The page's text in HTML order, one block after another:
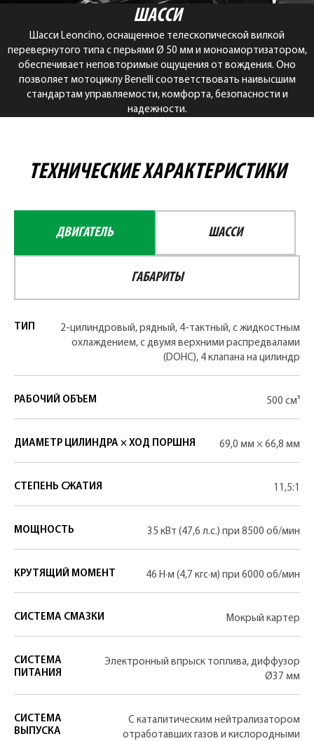
ШАССИ
Шасси Leoncino, оснащенное телескопической вилкой
перевернутого типа с перьями Ø 50 мм и моноамортизатором,
обеспечивает неповторимые ощущения от вождения. Оно
позволяет мотоциклу Benelli соответствовать наивысшим
стандартам управляемости, комфорта, безопасности и
надежности.
ТЕХНИЧЕСКИЕ ХАРАКТЕРИСТИКИ
ДВИГАТЕЛЬ ШАССИ
ГАБАРИТЫ
ТИП
2-цилиндровый, рядный, 4-тактный, с жидкостным
охлаждением, с двумя верхними распредвалами
(DOHC), 4 клапана на цилиндр
РАБОЧИЙ ОБЪЕМ 500 см³
ДИАМЕТР ЦИЛИНДРА × ХОД ПОРШНЯ 69,0 мм × 66,8 мм
СТЕПЕНЬ СЖАТИЯ 11,5:1
МОЩНОСТЬ 35 кВт (47,6 л.с.) при 8500 об/мин
КРУТЯЩИЙ МОМЕНТ 46 Н·м (4,7 кгс·м) при 6000 об/мин
СИСТЕМА СМАЗКИ Мокрый картер
СИСТЕМА
ПИТАНИЯ
Электронный впрыск топлива, диффузор
Ø37 мм
СИСТЕМА
ВЫПУСКА
С каталитическим нейтрализатором
отработавших газов и кислородными